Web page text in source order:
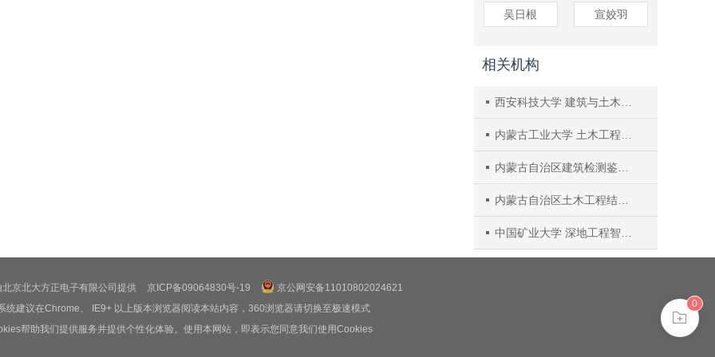
吴日根 宣姣羽
相关机构
西安科技大学 建筑与土木工程学院
内蒙古工业大学 土木工程学院，内蒙古自治区
内蒙古自治区建筑检测鉴定与安全评估工程技术研究中心，内蒙古自治区
内蒙古自治区土木工程结构与力学重点实验室，内蒙古自治区
中国矿业大学 深地工程智能建造与健康运维全国重点实验室
京北大方正电子有限公司提供 京ICP备09064830号-19
京公网安备11010802024621
统建议在Chrome、 IE9+ 以上版本浏览器阅读本站内容，360浏览器请切换至极速模式
帮助我们提供服务并提供个性化体验。使用本网站，即表示您同意我们使用Cookies
0